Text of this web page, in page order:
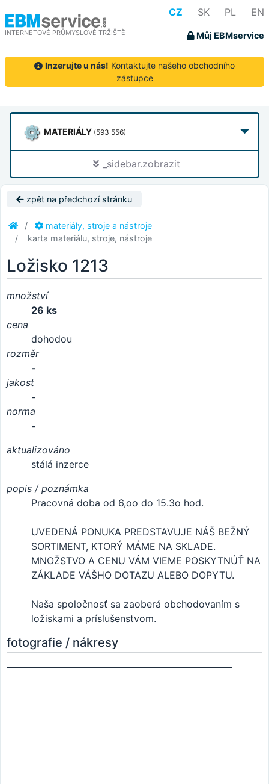
INTERNETOVÉ PRŮMYSLOVÉ TRŽIŠTĚ
CZ SK PL EN
Můj EBMservice
Inzerujte u nás! Kontaktujte našeho obchodního
zástupce
MATERIÁLY (593 556)
_sidebar.zobrazit
zpět na předchozí stránku
materiály, stroje a nástroje
karta materiálu, stroje, nástroje
Ložisko 1213
množství
26 ks
cena
dohodou
rozměr
-
jakost
-
norma
-
aktualizováno
stálá inzerce
popis / poznámka
Pracovná doba od 6,oo do 15.3o hod.
UVEDENÁ PONUKA PREDSTAVUJE NÁŠ BEŽNÝ
SORTIMENT, KTORÝ MÁME NA SKLADE.
MNOŽSTVO A CENU VÁM VIEME POSKYTNÚŤ NA
ZÁKLADE VÁŠHO DOTAZU ALEBO DOPYTU.
Naša spoločnosť sa zaoberá obchodovaním s
ložiskami a príslušenstvom.
fotografie / nákresy